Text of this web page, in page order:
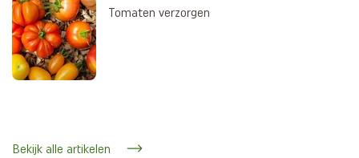
Tomaten verzorgen
Bekijk alle artikelen